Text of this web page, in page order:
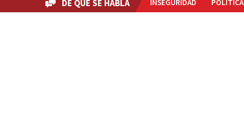
DE QUE SE HABLA INSEGURIDAD POLITICA